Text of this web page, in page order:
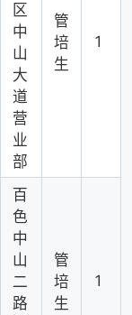
区
中
山
大
道
营
业
部
管
培
生
1
百
色
中
山
二
路
管
培
生
1